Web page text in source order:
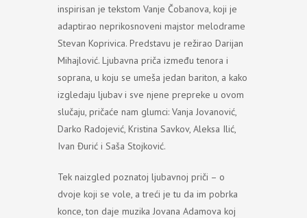
inspirisan je tekstom Vanje Čobanova, koji je
adaptirao neprikosnoveni majstor melodrame
Stevan Koprivica. Predstavu je režirao Darijan
Mihajlović. Ljubavna priča između tenora i
soprana, u koju se umeša jedan bariton, a kako
izgledaju ljubav i sve njene prepreke u ovom
slučaju, pričaće nam glumci: Vanja Jovanović,
Darko Radojević, Kristina Savkov, Aleksa Ilić,
Ivan Đurić i Saša Stojković.
Tek naizgled poznatoj ljubavnoj priči – o
dvoje koji se vole, a treći je tu da im pobrka
konce, ton daje muzika Jovana Adamova koj